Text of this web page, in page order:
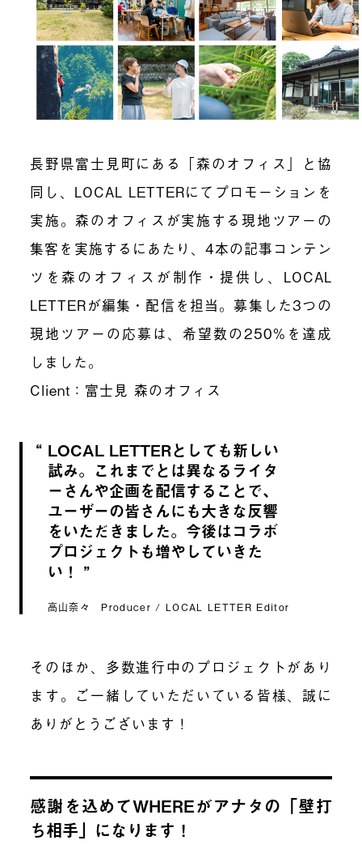
長野県富士見町にある「森のオフィス」と協
同し、LOCAL LETTERにてプロモーションを
実施。森のオフィスが実施する現地ツアーの
集客を実施するにあたり、4本の記事コンテン
ツを森のオフィスが制作・提供し、LOCAL
LETTERが編集・配信を担当。募集した3つの
現地ツアーの応募は、希望数の250%を達成
しました。
Client：富士見 森のオフィス
LOCAL LETTERとしても新しい
試み。これまでとは異なるライタ
ーさんや企画を配信することで、
ユーザーの皆さんにも大きな反響
をいただきました。今後はコラボ
プロジェクトも増やしていきた
い！
高山奈々 Producer / LOCAL LETTER Editor
そのほか、多数進行中のプロジェクトがあり
ます。ご一緒していただいている皆様、誠に
ありがとうございます！
感謝を込めてWHEREがアナタの「壁打
ち相手」になります！